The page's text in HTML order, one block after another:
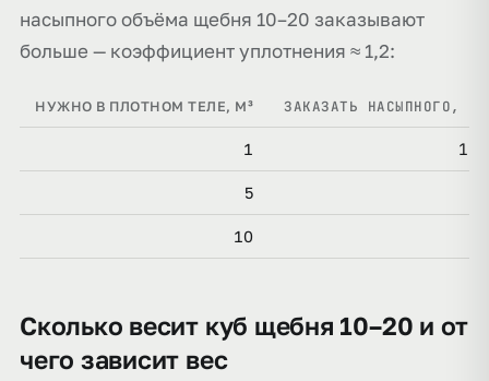
насыпного объёма щебня 10–20 заказывают
больше — коэффициент уплотнения ≈ 1,2:
НУЖНО В ПЛОТНОМ ТЕЛЕ, М³ ЗАКАЗАТЬ НАСЫПНОГО, М³
1 1,2
5
10
Сколько весит куб щебня 10–20 и от
чего зависит вес